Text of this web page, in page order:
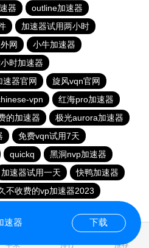
器
outline加速器
加速器试用两小时
网
小牛加速器
时加速器
速器官网
旋风vqn官网
vpn
红海pro加速器
的加速器
极光aurora加速器
免费vqn试用7天
quickq
黑洞nvp加速器
加速器试用一天
快鸭加速器
不收费的vp加速器2023
苹果 排行 推荐
速器 下载
1.853311s